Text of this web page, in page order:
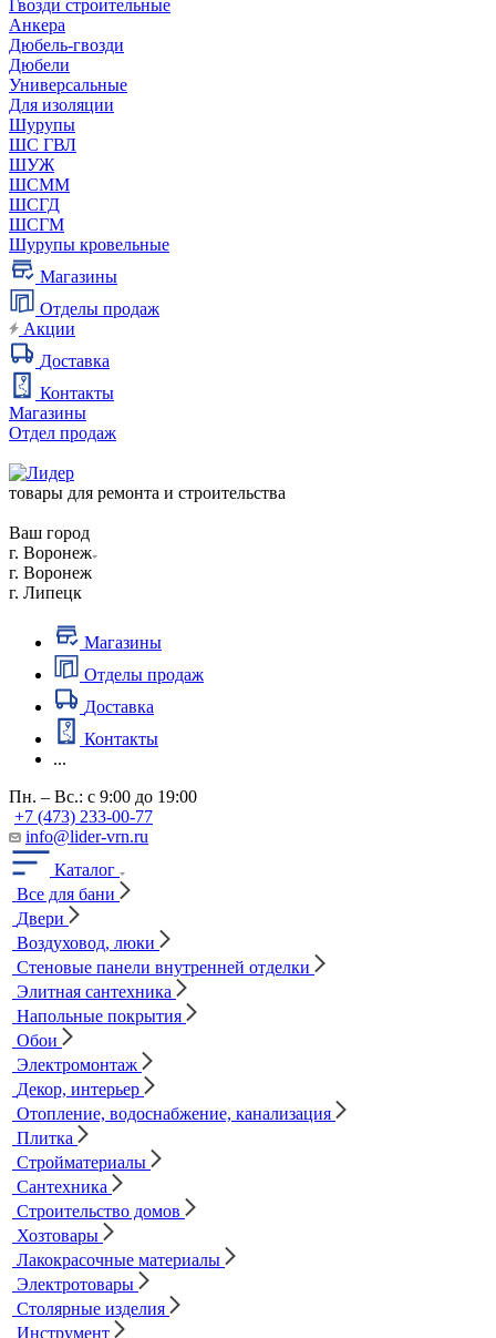
Гвозди строительные
Анкера
Дюбель-гвозди
Дюбели
Универсальные
Для изоляции
Шурупы
ШС ГВЛ
ШУЖ
ШСММ
ШСГД
ШСГМ
Шурупы кровельные
Магазины
Отделы продаж
Акции
Доставка
Контакты
Магазины
Отдел продаж
товары для ремонта и строительства
Ваш город
г. Воронеж
г. Воронеж
г. Липецк
Магазины
Отделы продаж
Доставка
Контакты
...
Пн. – Вс.: с 9:00 до 19:00
+7 (473) 233-00-77
info@lider-vrn.ru
Каталог
Все для бани
Двери
Воздуховод, люки
Стеновые панели внутренней отделки
Элитная сантехника
Напольные покрытия
Обои
Электромонтаж
Декор, интерьер
Отопление, водоснабжение, канализация
Плитка
Стройматериалы
Сантехника
Строительство домов
Хозтовары
Лакокрасочные материалы
Электротовары
Столярные изделия
Инструмент